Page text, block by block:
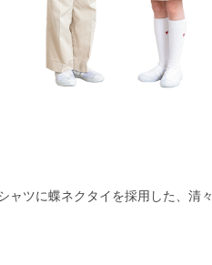
ャツに蝶ネクタイを採用した、清々